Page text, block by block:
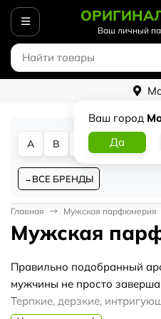
Ваш личный
Ваш город
A B D
ВСЕ БРЕНДЫ
Главная Мужская парфюмерия
Мужская
Правильно подобранный
мужчины не просто
Терпкие, дерзкие,